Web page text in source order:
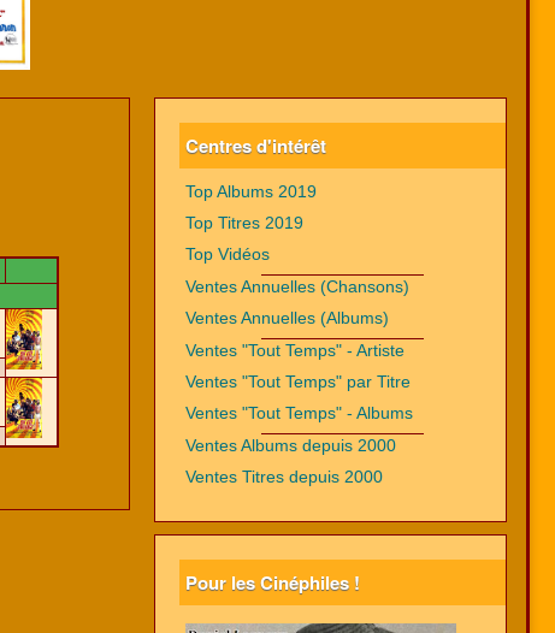
Centres d'intérêt
Top Albums 2019
Top Titres 2019
Top Vidéos
Ventes Annuelles (Chansons)
Ventes Annuelles (Albums)
Ventes "Tout Temps" - Artiste
Ventes "Tout Temps" par Titre
Ventes "Tout Temps" - Albums
Ventes Albums depuis 2000
Ventes Titres depuis 2000
Pour les Cinéphiles !